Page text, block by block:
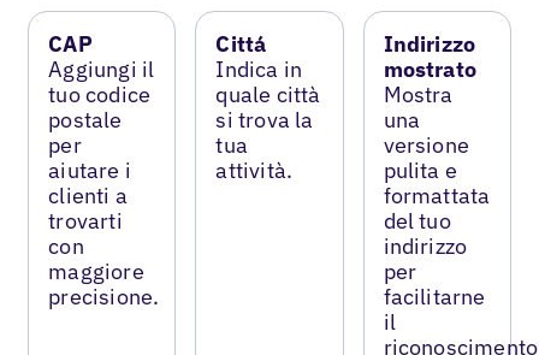
CAP
Aggiungi il
tuo codice
postale
per
aiutare i
clienti a
trovarti
con
maggiore
precisione.
Cittá
Indica in
quale città
si trova la
tua
attività.
Indirizzo
mostrato
Mostra
una
versione
pulita e
formattata
del tuo
indirizzo
per
facilitarne
il